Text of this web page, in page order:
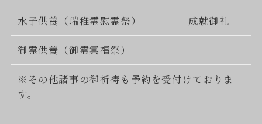
水子供養（瑞稚霊慰霊祭） 成就御礼
御霊供養（御霊冥福祭）
※その他諸事の御祈祷も予約を受付けておりま
す。